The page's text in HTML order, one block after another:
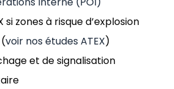
si zones à risque d’explosion
voir nos études ATEX)
et de signalisation